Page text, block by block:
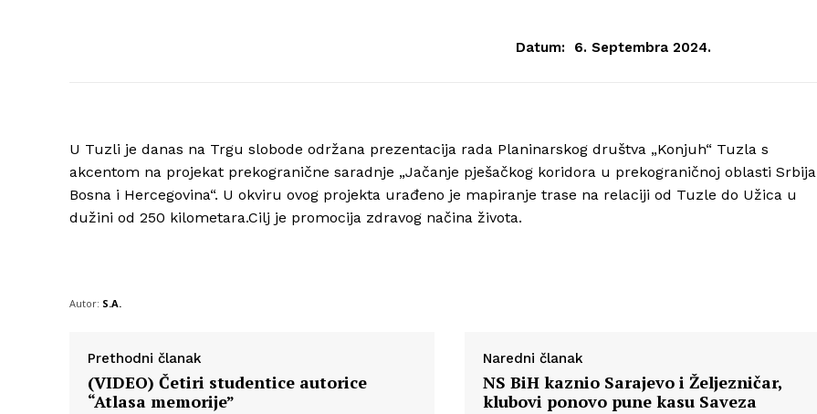
Info
O nama
Datum: 6. Septembra 2024.
U Tuzli je danas na Trgu slobode održana prezentacija rada Planinarskog društva „Konjuh“ Tuzla s
akcentom na projekat prekogranične saradnje „Jačanje pješačkog koridora u prekograničnoj oblasti Srbija
Bosna i Hercegovina“. U okviru ovog projekta urađeno je mapiranje trase na relaciji od Tuzle do Užica u
dužini od 250 kilometara.Cilj je promocija zdravog načina života.
Autor: S.A.
Prethodni članak
(VIDEO) Četiri studentice autorice
“Atlasa memorije”
Naredni članak
NS BiH kaznio Sarajevo i Željezničar,
klubovi ponovo pune kasu Saveza